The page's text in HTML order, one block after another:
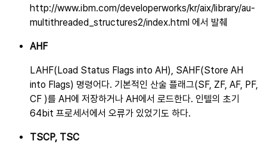
http://www.ibm.com/developerworks/kr/aix/library/au-
multithreaded_structures2/index.html 에서 발췌
AHF
LAHF(Load Status Flags into AH), SAHF(Store AH
into Flags) 명령어다. 기본적인 산술 플래그(SF, ZF, AF, PF,
CF )를 AH에 저장하거나 AH에서 로드한다. 인텔의 초기
64bit 프로세서에서 오류가 있었기도 하다.
TSCP, TSC